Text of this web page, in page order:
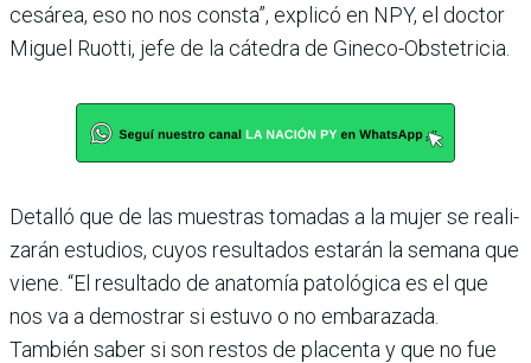
cesárea, eso no nos consta”, explicó en NPY, el doctor
Miguel Ruo­tti, jefe de la cátedra de Gine­co-Obstetricia.
Detalló que de las muestras tomadas a la mujer se reali­
zarán estudios, cuyos resul­tados estarán la semana que
viene. “El resultado de anato­mía patológica es el que
nos va a demostrar si estuvo o no emba­razada.
También saber si son restos de placenta y que no fue